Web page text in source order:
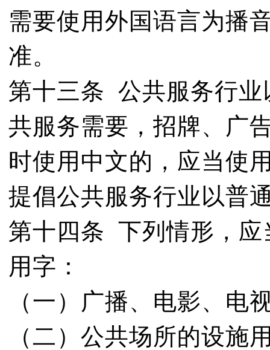
需要使用外国语言为播
准。
第十三条 公共服务行业
共服务需要，招牌、广
时使用中文的，应当使
提倡公共服务行业以普
第十四条 下列情形，应
用字：
（一）广播、电影、电
（二）公共场所的设施